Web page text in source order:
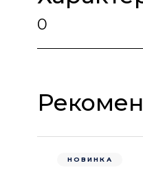
0
НОВИНКА